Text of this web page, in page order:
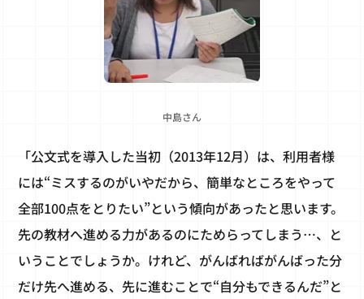
中島さん
「公文式を導入した当初（2013年12月）は、利用者様
には“ミスするのがいやだから、簡単なところをやって
全部100点をとりたい”という傾向があったと思います。
先の教材へ進める力があるのにためらってしまう…、と
いうことでしょうか。けれど、がんばればがんばった分
だけ先へ進める、先に進むことで“自分もできるんだ”と